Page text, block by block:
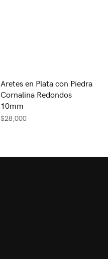
Aretes en Plata con Piedra
Cornalina Redondos
10mm
$28,000